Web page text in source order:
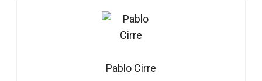
Pablo Cirre